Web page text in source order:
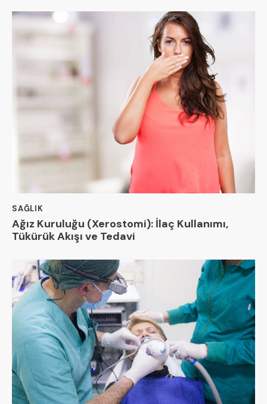
SAĞLIK
Ağız Kuruluğu (Xerostomi): İlaç Kullanımı,
Tükürük Akışı ve Tedavi